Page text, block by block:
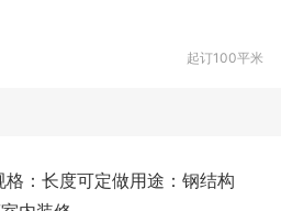
起订100平米
：长度可定做用途：钢结构